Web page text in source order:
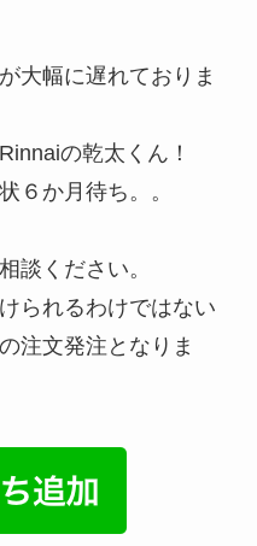
大幅に遅れておりま
の乾太くん！
６か月待ち。。
談ください。
られるわけではない
注文発注となりま